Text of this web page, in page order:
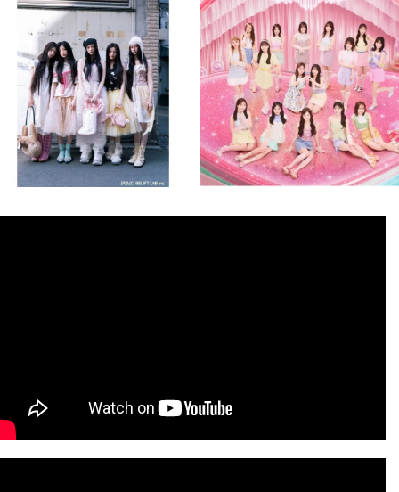
💡8月特番放送決定！
8月 4
2 0
💡8月特番放送決定！
...
8月 4
2 0